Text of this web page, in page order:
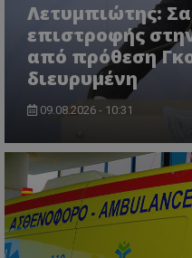
Λετυμπιώτης:
επιστροφής
από πρόθεση
διευρυμένη
09.08.2026 - 10:31